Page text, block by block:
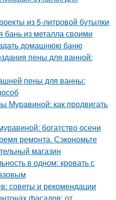
из 5-литровой бутылки
бань из металла своими
домашнюю баню
пены для ванной:
пены для ванны:
Муравиной: как продвигать
богатство осени
ремонта. Сэкономьте
магазин
в одном: кровать с
советы и рекомендации